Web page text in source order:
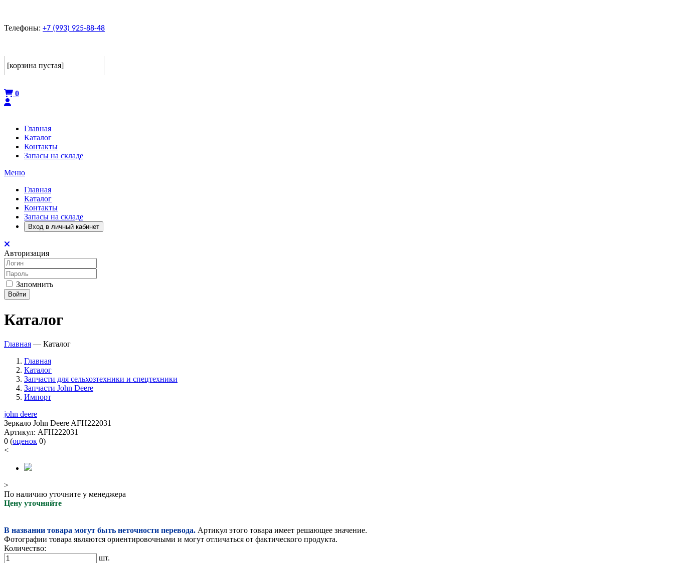
Телефоны: +7 (993) 925-88-48
[корзина пустая]
0
Главная
Каталог
Контакты
Запасы на складе
Меню
Главная
Каталог
Контакты
Запасы на складе
Вход в личный кабинет
Авторизация
Запомнить
Войти
Каталог
Главная — Каталог
Главная
Каталог
Запчасти для сельхозтехники и спецтехники
Запчасти John Deere
Импорт
john deere
Зеркало John Deere AFH222031
Артикул: AFH222031
0 (оценок 0)
<
>
По наличию уточните у менеджера
Цену уточняйте
В названии товара могут быть неточности перевода. Артикул этого товара имеет решающее значение.
Фотографии товара являются ориентировочными и могут отличаться от фактического продукта.
Количество:
шт.